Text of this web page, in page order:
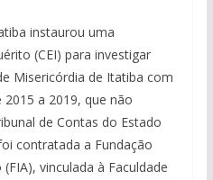
instaurou uma
(CEI) para investigar
Misericórdia de Itatiba com
a 2019, que não
de Contas do Estado
contratada a Fundação
vinculada à Faculdade